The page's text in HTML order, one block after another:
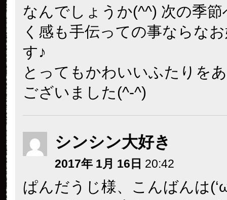
なんでしょうか(^^) 次の季
く感も手伝っての事ならな
す♪
とってもかわいいふたりを
ございました(^-^)
シンシン大好き
2017年 1月 16日 20:42
ぱんだうじ様、こんばんは